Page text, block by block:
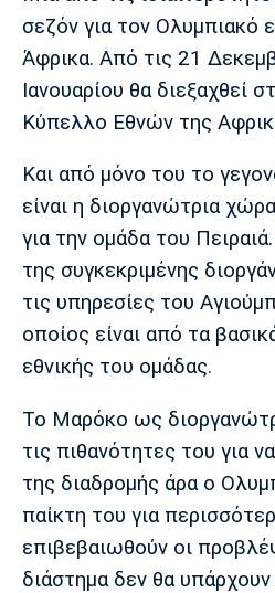
Πολιτισμός
Τραγούδια
Cine Spot
Running
Media
Παρασκήνιο
Πρόγραμμα TV
Ιωνικός Κηφισιά
Μπαρτσελόνα
Ρεάλ
Μάντσεστερ
Σίτι
σεζόν για τον Ολυμπιακό
Άφρικα. Από τις 21
Ιανουαρίου θα διεξαχθεί
Κύπελλο Εθνών της
Και από μόνο του το
είναι η διοργανώτρια
για την ομάδα του
της συγκεκριμένης
τις υπηρεσίες του
οποίος είναι από τα
εθνικής του ομάδας.
Το Μαρόκο ως
τις πιθανότητες του για
της διαδρομής άρα ο
παίκτη του για
επιβεβαιωθούν οι
διάστημα δεν θα